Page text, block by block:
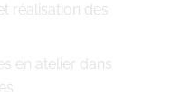
réalisation des
en atelier dans